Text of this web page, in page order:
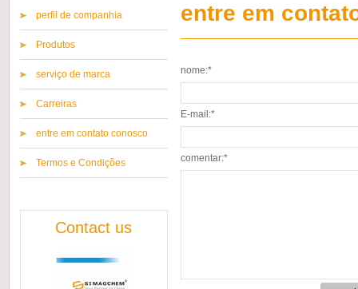
perfil de companhia
Produtos
serviço de marca
Carreiras
entre em contato conosco
Termos e Condições
Contact us
entre em
nome:*
E-mail:*
comentar:*